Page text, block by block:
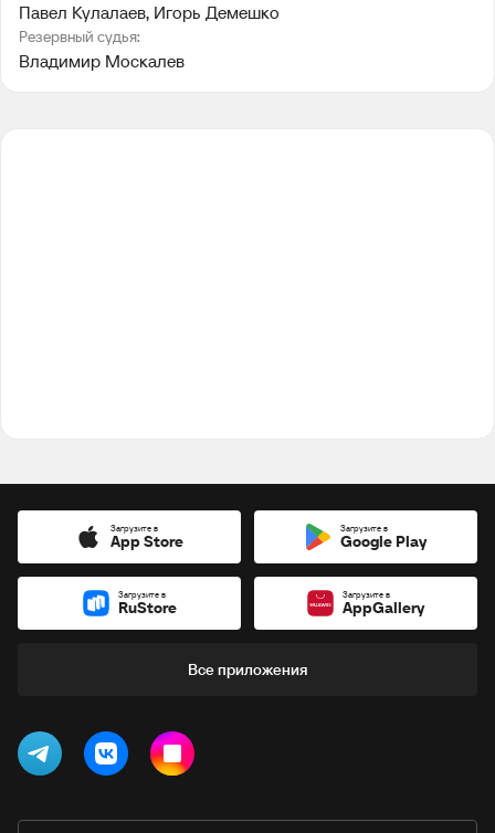
Павел Кулалаев, Игорь Демешко
Резервный судья:
Владимир Москалев
Загрузите в
App Store
Загрузите в
Google Play
Загрузите в
RuStore
Загрузите в
AppGallery
Все приложения